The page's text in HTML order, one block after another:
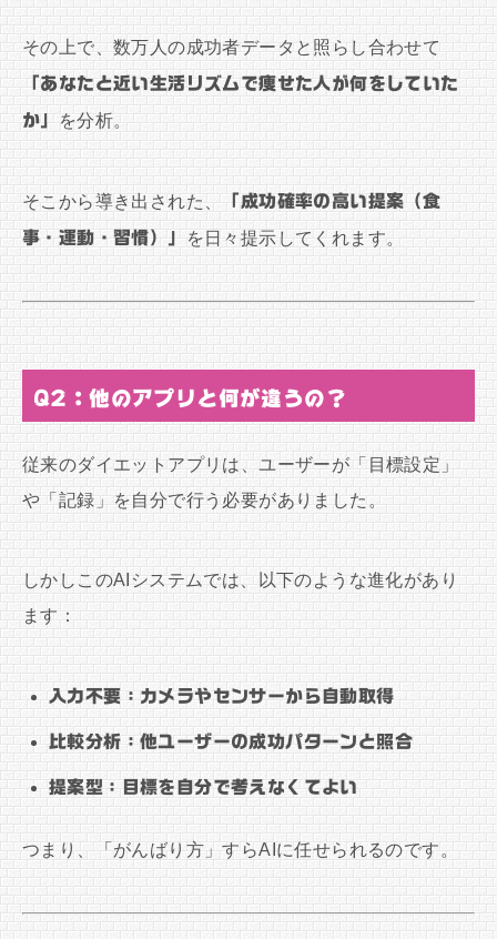
その上で、数万人の成功者データと照らし合わせて
「あなたと近い生活リズムで痩せた人が何をしていた
か」 を分析。
そこから導き出された、 「成功確率の高い提案（食
事・運動・習慣）」 を日々提示してくれます。
Q2：他のアプリと何が違うの？
従来のダイエットアプリは、ユーザーが「目標設定」
や「記録」を自分で行う必要がありました。
しかしこのAIシステムでは、以下のような進化があり
ます：
入力不要：カメラやセンサーから自動取得
比較分析：他ユーザーの成功パターンと照合
提案型：目標を自分で考えなくてよい
つまり、「がんばり方」すらAIに任せられるのです。